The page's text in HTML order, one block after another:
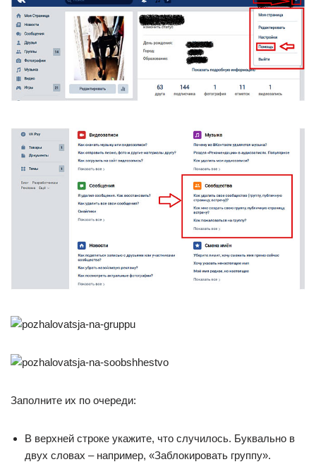
Заполните их по очереди:
В верхней строке укажите, что случилось. Буквально в
двух словах – например, «Заблокировать группу».